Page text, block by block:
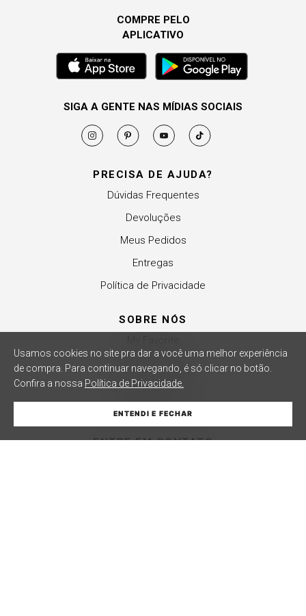
Usamos cookies no site pra dar a você uma melhor experiência
de compra. Para continuar navegando, é só clicar no botão.
Confira a nossa Política de Privacidade.
ENTENDI E FECHAR
PRECISA DE AJUDA?
Dúvidas Frequentes
Devoluções
Meus Pedidos
Entregas
Política de Privacidade
SOBRE NÓS
Revender a Marca
Trabalhe Conosco
Compre Local
ENTRE EM CONTATO
COMPRE PELO
APLICATIVO
SIGA A GENTE NAS MÍDIAS SOCIAIS